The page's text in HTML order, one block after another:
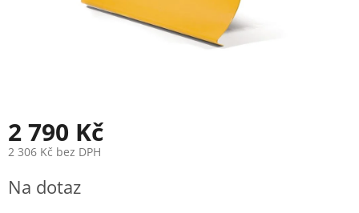
2 790 Kč
2 306 Kč bez DPH
cena:
Na dotaz